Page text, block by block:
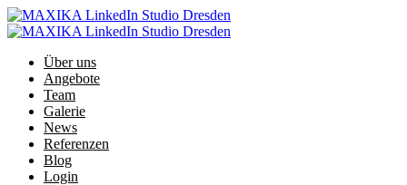
Über uns
Angebote
Team
Galerie
News
Referenzen
Blog
Login